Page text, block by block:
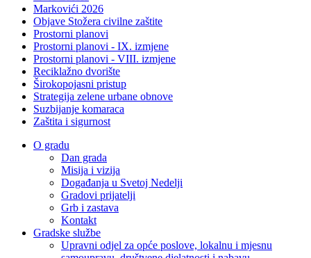
Markovići 2026
Objave Stožera civilne zaštite
Prostorni planovi
Prostorni planovi - IX. izmjene
Prostorni planovi - VIII. izmjene
Reciklažno dvorište
Širokopojasni pristup
Strategija zelene urbane obnove
Suzbijanje komaraca
Zaštita i sigurnost
O gradu
Dan grada
Misija i vizija
Događanja u Svetoj Nedelji
Gradovi prijatelji
Grb i zastava
Kontakt
Gradske službe
Upravni odjel za opće poslove, lokalnu i mjesnu